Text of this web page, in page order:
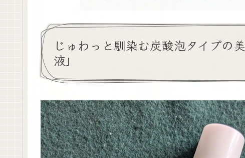
じゅわっと馴染む炭酸泡タイプの
液」